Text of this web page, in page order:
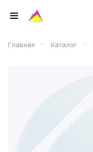
Главная – Каталог –